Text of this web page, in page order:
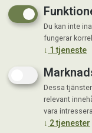
Du kan inte
fungerar
↓ 1 tjeneste
Dessa
relevant
vara
↓ 2tjenester